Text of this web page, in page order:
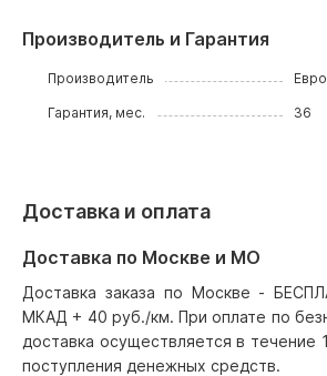
Производитель и Гарантия
Производитель
Гарантия, мес. 36
Доставка и оплата
Доставка по Москве и МО
Доставка заказа по Москве -
МКАД + 40 руб./км. При оплате по
доставка осуществляется в течение
поступления денежных средств.